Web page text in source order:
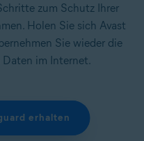
zum Schutz Ihrer
Holen Sie sich Avast
Sie wieder die
Daten im Internet.
erhalten